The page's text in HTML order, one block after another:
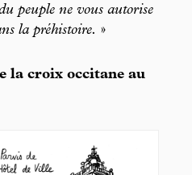
peuple ne vous autorise
la préhistoire. »
la croix occitane au